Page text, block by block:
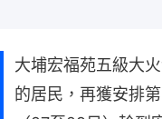
大埔宏福苑五級大
的居民，再獲安排